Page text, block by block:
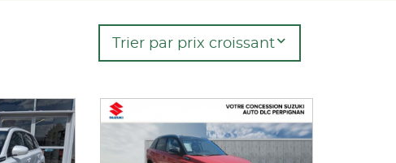
Trier par prix croissant